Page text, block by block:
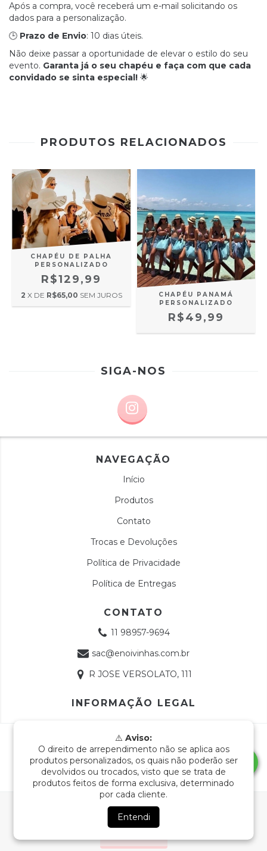
Ao navegar por este sitevocê aceita o uso de cookies
para agilizar a sua experiência de compra.
Após a compra, você receberá um e-mail solicitando os
dados para a personalização.
🕒 Prazo de Envio: 10 dias úteis.
Não deixe passar a oportunidade de elevar o estilo do seu
evento. Garanta já o seu chapéu e faça com que cada
convidado se sinta especial! 🌟
PRODUTOS RELACIONADOS
CHAPÉU DE PALHA
PERSONALIZADO
R$129,99
2 X DE R$65,00 SEM JUROS
CHAPÉU PANAMÁ
PERSONALIZADO
R$49,99
SIGA-NOS
NAVEGAÇÃO
Início
Produtos
Contato
Trocas e Devoluções
Política de Privacidade
Política de Entregas
CONTATO
11 98957-9694
sac@enoivinhas.com.br
R JOSE VERSOLATO, 111
INFORMAÇÃO LEGAL
⚠️ Aviso:
O direito de arrependimento não se aplica aos
produtos personalizados, os quais não poderão ser
devolvidos ou trocados, visto que se trata de
produtos feitos de forma exclusiva, determinado
por cada cliente.
Entendi
Copyright e-Noivinhas - 18768991000112 - 2026. Todos os
direitos reservados.